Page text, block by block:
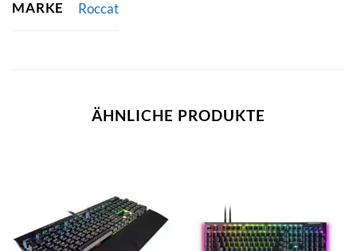
MARKE Roccat
ÄHNLICHE PRODUKTE